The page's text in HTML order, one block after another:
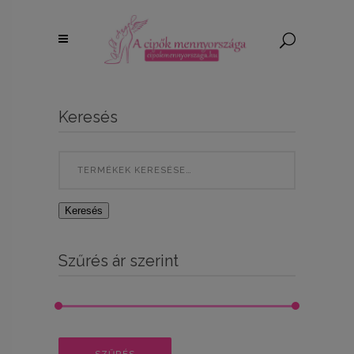
Keresés
Keresés
Szűrés ár szerint